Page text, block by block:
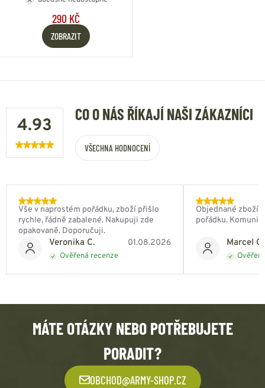
290 KČ
ZOBRAZIT
4.93
CO O NÁS ŘÍKAJÍ NAŠI ZÁKAZNÍCI
VŠECHNA HODNOCENÍ
Veronika C. 01.08.2026
Ověřená recenze
Vše v naprostém pořádku, zboží přišlo
rychle, řádně zabalené. Nakupuji zde
opakovaně. Doporučuji.
Marcel
Objednané zboží
pořádku.
MÁTE OTÁZKY NEBO POTŘEBUJETE
PORADIT?
OBCHOD@ARMY-SHOP.CZ